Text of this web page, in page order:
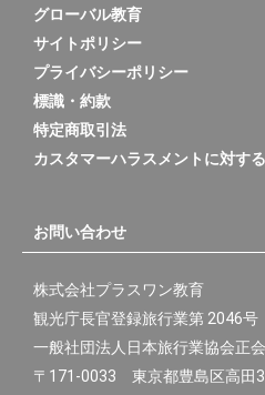
グローバル教育
サイトポリシー
プライバシーポリシー
標識・約款
特定商取引法
カスタマーハラスメントに対す
お問い合わせ
株式会社プラスワン教育
観光庁長官登録旅行業第 2046号
一般社団法人日本旅行業協会正
〒171-0033 東京都豊島区高田